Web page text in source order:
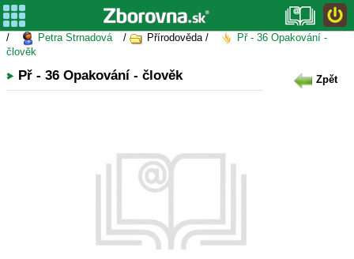
/ Petra Strnadová / Přírodověda /
Př - 36 Opakování -
člověk
Př - 36 Opakování - člověk Zpět